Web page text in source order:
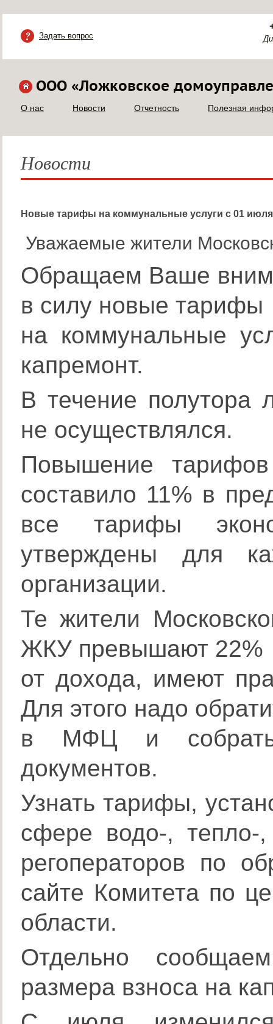
Задать вопрос
ООО «Ложковское
О нас Новости Отчетность Полезная
Новости
Новые тарифы на коммунальные услуги с 01 июля
Уважаемые жители
Обращаем Ваше
в силу новые тарифы
на коммунальные
капремонт.
В течение полутора
не осуществлялся.
Повышение
составило 11% в
все тарифы
утверждены для
организации.
Те жители
ЖКУ превышают 22%
от дохода, имеют
Для этого надо
в МФЦ и собрать
документов.
Узнать тарифы,
сфере водо-, тепло-,
регоператоров по
сайте Комитета по
области.
Отдельно
размера взноса на